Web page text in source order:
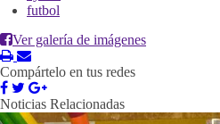
futbol
Ver galería de imágenes
Compártelo en tus redes
Noticias Relacionadas